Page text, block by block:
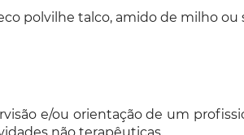
polvilhe talco, amido de milho
e/ou orientação de um